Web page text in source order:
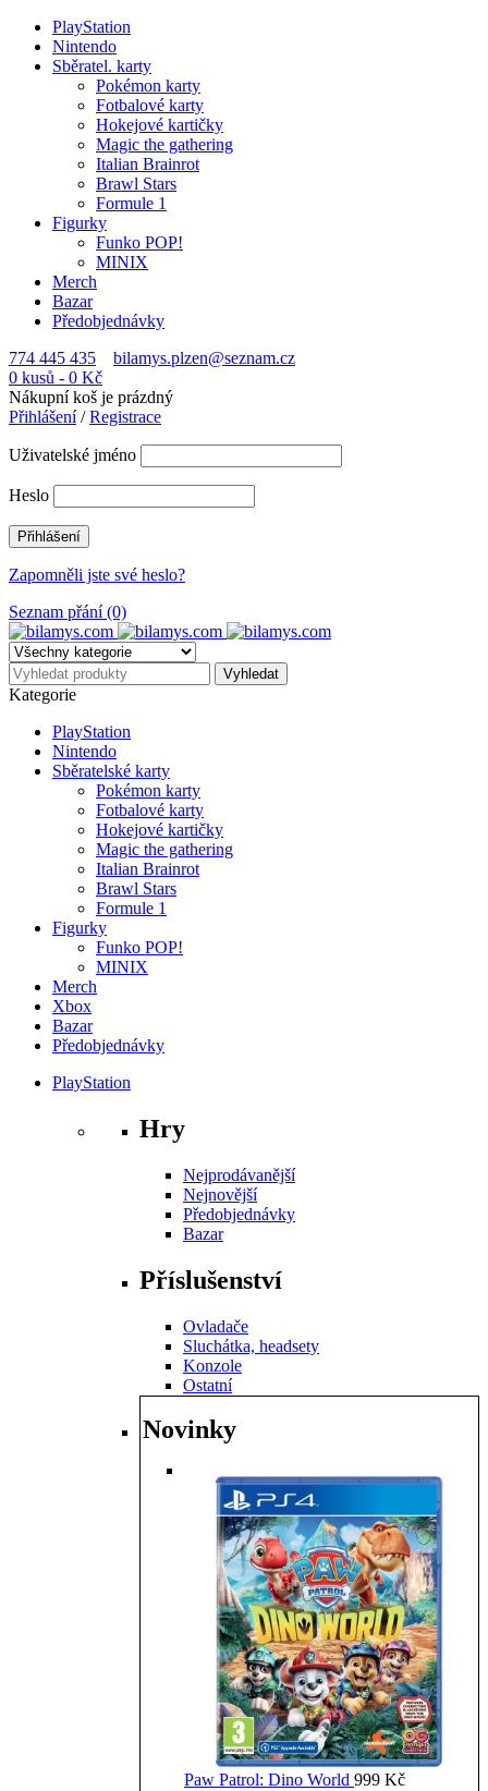
PlayStation
Nintendo
Sběratel. karty
Pokémon karty
Fotbalové karty
Hokejové kartičky
Magic the gathering
Italian Brainrot
Brawl Stars
Formule 1
Figurky
Funko POP!
MINIX
Merch
Bazar
Předobjednávky
774 445 435
bilamys.plzen@seznam.cz
0 kusů - 0 Kč
Nákupní koš je prázdný
Přihlášení/Registrace
Uživatelské jméno
Heslo
Zapomněli jste své heslo?
Seznam přání (0)
Kategorie
PlayStation
Nintendo
Sběratelské karty
Pokémon karty
Fotbalové karty
Hokejové kartičky
Magic the gathering
Italian Brainrot
Brawl Stars
Formule 1
Figurky
Funko POP!
MINIX
Merch
Xbox
Bazar
Předobjednávky
PlayStation
Hry
Nejprodávanější
Nejnovější
Předobjednávky
Bazar
Příslušenství
Ovladače
Sluchátka, headsety
Konzole
Ostatní
Novinky
Paw Patrol: Dino World 999 Kč